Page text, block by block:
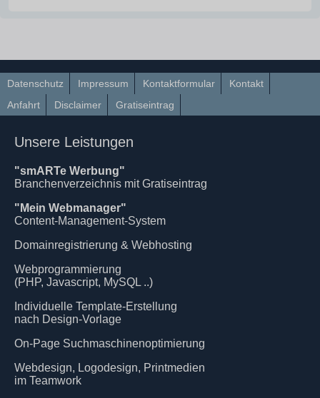
Datenschutz Impressum Kontaktformular
Kontakt
Anfahrt
Disclaimer Gratiseintrag
Unsere Leistungen
"smARTe Werbung"
Branchenverzeichnis mit Gratiseintrag
"Mein Webmanager"
Content-Management-System
Domainregistrierung & Webhosting
Webprogrammierung
(PHP, Javascript, MySQL ..)
Individuelle Template-Erstellung
nach Design-Vorlage
On-Page Suchmaschinenoptimierung
Webdesign, Logodesign, Printmedien
im Teamwork